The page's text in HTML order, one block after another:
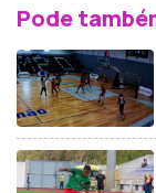
Pode